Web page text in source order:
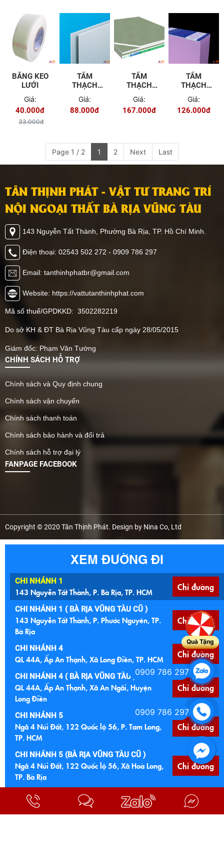
TÀU
TÀU
BĂNG KEO
LƯỚI
Giá:
40.000đ
33.000đ
TẤM
THẠCH
CAO
YOSHINO
Giá:
88.000đ
TẤM
THẠCH
CAO
CHỐNG ẨM
GYPROC
Giá:
167.000đ
TẤM
THẠCH
CAO
YOSHINO
HI-CLEAN
Giá:
126.000đ
Page 1 / 2 1 2 Next Last
TÂN THỊNH PHÁT - VẬT TƯ TRANG TRÍ
NỘI NGOẠI THẤT BÀ RỊA VŨNG TÀU
143 Nguyễn Tất Thành, Phường Bà Rịa, TP. Hồ Chí Minh.
Điện thoại: 02543 502 272 - 0909 786 297
Email: tanthinhphatbr@gmail.com
Website: https://vattutanthinhphat.com
Mã số thuế/GPDKKD: 3502282219
Do sở KH & ĐT Bà Rịa Vũng Tàu cấp ngày 28/05/2015
Giám đốc: Phạm Văn Tường
CHÍNH SÁCH HỖ TRỢ
Chính sách và Quy định chung
Chính sách vận chuyển
Chính sách thanh toán
Chính sách bảo hành và đổi trả
Chính sách hỗ trợ đại lý
FANPAGE FACEBOOK
Copyright © 2020 Tân Thịnh Phát. Design by Nina Co, Ltd
XEM ĐƯỜNG ĐI
CHI NHÁNH 1
143 Nguyễn Tất Thành, P. Bà Rịa, TP. HCM Chỉ đường
CHI NHÁNH 1 ( BÀ RỊA VŨNG TÀU CŨ )
143 Nguyễn Tất Thành, P. Phước Nguyên, TP.
Bà Rịa
Chỉ đường
CHI NHÁNH 4
QL 44A, Ấp An Thạnh, Xã Long Điền, TP. HCM Chỉ đường
CHI NHÁNH 4 ( BÀ RỊA VŨNG TÀU )
QL 44A, Ấp An Thạnh, Xã An Ngãi, Huyện
Long Điền
Chỉ đường
CHI NHÁNH 5
Ngã 4 Núi Đất, 122 Quốc lộ 56, P. Tam Long,
TP. HCM
Chỉ đường
CHI NHÁNH 5 (BÀ RỊA VŨNG TÀU CŨ )
Ngã 4 Núi Đất, 122 Quốc lộ 56, Xã Hoà Long,
TP. Bà Rịa
Chỉ đường
CHI NHÁNH 6
Cầu Đất Đỏ, Quốc lộ 55, Xã Đất Đỏ, TP. HCM Chỉ đường
Quà Tặng
0909 786 297
0909 786 297